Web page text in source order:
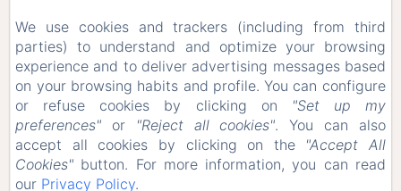
Contact
Offres Spéciales
Bons Cadeaux
We use cookies and trackers (including from third
parties) to understand and optimize your browsing
experience and to deliver advertising messages based
on your browsing habits and profile. You can configure
or refuse cookies by clicking on
"Set up my
preferences" or "Reject all cookies". You can also
accept all cookies by clicking on the "Accept All
Cookies" button. For more information, you can read
our Privacy Policy.